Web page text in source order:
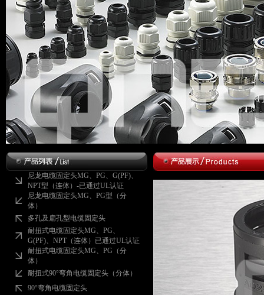
尼龙电缆固定头MG、PG、G(PF)、
NPT型（连体）-已通过UL认证
尼龙电缆固定头MG、PG型（分
体）
多孔及扁孔型电缆固定头
耐扭式电缆固定头MG、PG、
G(PF)、NPT（连体）已通过UL认证
耐扭式电缆固定头MG、PG（分
体）
耐扭式90°弯角电缆固定头（分体）
90°弯角电缆固定头